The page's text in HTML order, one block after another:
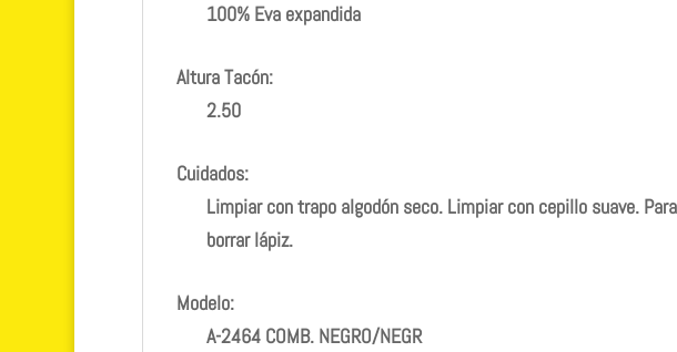
100% Eva expandida
Altura Tacón:
2.50
Cuidados:
Limpiar con trapo algodón seco. Limpiar con cepillo suave.
borrar lápiz.
Modelo:
A-2464 COMB. NEGRO/NEGR